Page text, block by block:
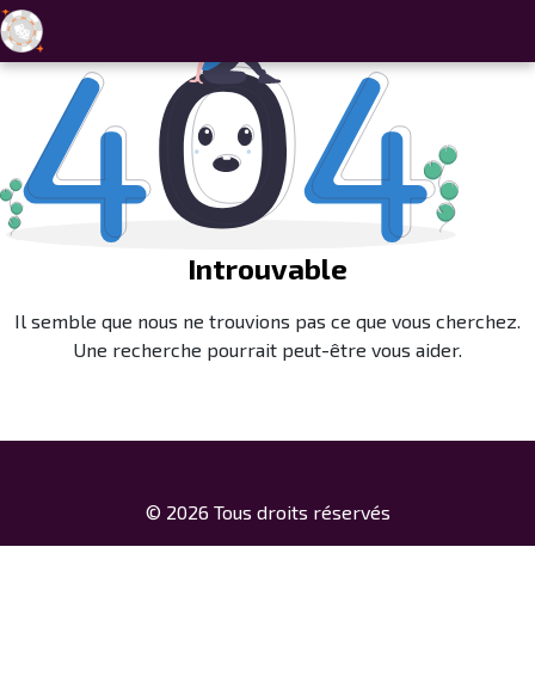
Skip to navigation
Skip to content
Introuvable
Il semble que nous ne trouvions pas ce que vous cherchez.
Une recherche pourrait peut-être vous aider.
© 2026 Tous droits réservés